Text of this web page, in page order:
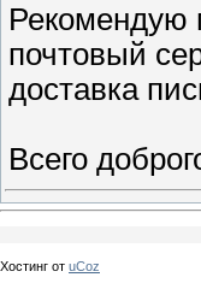
Рекомендую
почтовый
доставка
Всего
Хостинг от uCoz